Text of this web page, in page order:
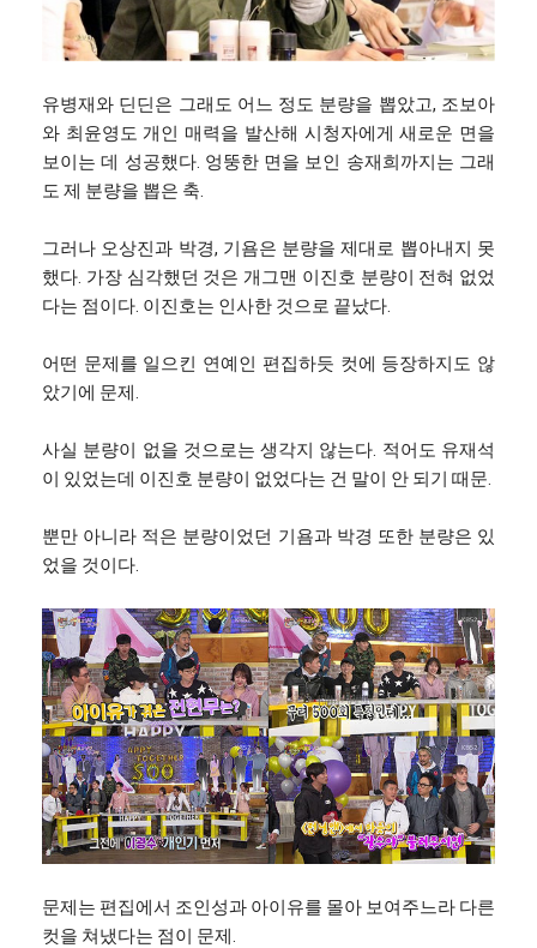
유병재와 딘딘은 그래도 어느 정도 분량을 뽑았고, 조보아
와 최윤영도 개인 매력을 발산해 시청자에게 새로운 면을
보이는 데 성공했다. 엉뚱한 면을 보인 송재희까지는 그래
도 제 분량을 뽑은 축.
그러나 오상진과 박경, 기욤은 분량을 제대로 뽑아내지 못
했다. 가장 심각했던 것은 개그맨 이진호 분량이 전혀 없었
다는 점이다. 이진호는 인사한 것으로 끝났다.
어떤 문제를 일으킨 연예인 편집하듯 컷에 등장하지도 않
았기에 문제.
사실 분량이 없을 것으로는 생각지 않는다. 적어도 유재석
이 있었는데 이진호 분량이 없었다는 건 말이 안 되기 때문.
뿐만 아니라 적은 분량이었던 기욤과 박경 또한 분량은 있
었을 것이다.
문제는 편집에서 조인성과 아이유를 몰아 보여주느라 다른
컷을 쳐냈다는 점이 문제.